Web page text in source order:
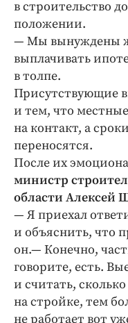
в строительство
положении.
— Мы вынуждены
выплачивать
в толпе.
Присутствующие
и тем, что
на контакт, а
переносятся.
После их
министр
области
— Я приехал
и объяснить, что
он.— Конечно,
говорите, есть.
и считать,
на стройке, тем
не работает вот